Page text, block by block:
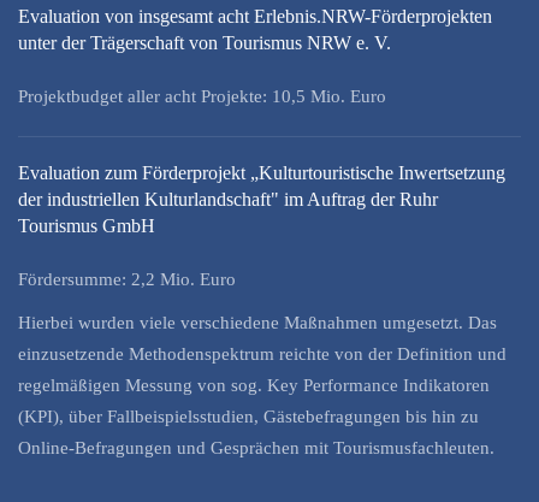
Evaluation von insgesamt acht Erlebnis.NRW-Förderprojekten
unter der Trägerschaft von Tourismus NRW e. V.
Projektbudget aller acht Projekte: 10,5 Mio. Euro
Evaluation zum Förderprojekt „Kulturtouristische Inwertsetzung
der industriellen Kulturlandschaft" im Auftrag der Ruhr
Tourismus GmbH
Fördersumme: 2,2 Mio. Euro
Hierbei wurden viele verschiedene Maßnahmen umgesetzt. Das
einzusetzende Methodenspektrum reichte von der Definition und
regelmäßigen Messung von sog. Key Performance Indikatoren
(KPI), über Fallbeispielsstudien, Gästebefragungen bis hin zu
Online-Befragungen und Gesprächen mit Tourismusfachleuten.